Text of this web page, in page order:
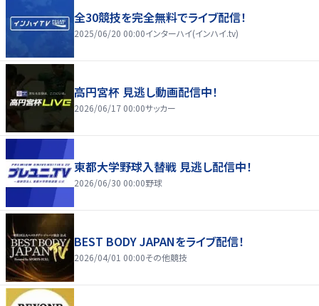
全30競技を完全無料でライブ配信！
2025/06/20 00:00インターハイ(インハイ.tv)
高円宮杯 見逃し動画配信中！
2026/06/17 00:00サッカー
東都大学野球入替戦 見逃し配信中！
2026/06/30 00:00野球
BEST BODY JAPANをライブ配信！
2026/04/01 00:00その他競技